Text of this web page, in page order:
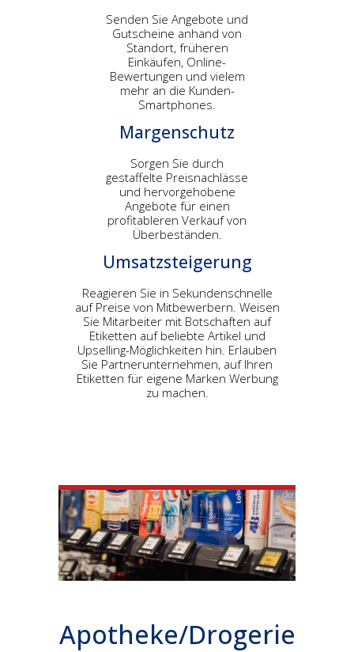
Senden Sie Angebote und
Gutscheine anhand von
Standort, früheren
Einkäufen, Online-
Bewertungen und vielem
mehr an die Kunden-
Smartphones.
Margenschutz
Sorgen Sie durch
gestaffelte Preisnachlässe
und hervorgehobene
Angebote für einen
profitableren Verkauf von
Überbeständen.
Umsatzsteigerung
Reagieren Sie in Sekundenschnelle
auf Preise von Mitbewerbern. Weisen
Sie Mitarbeiter mit Botschaften auf
Etiketten auf beliebte Artikel und
Upselling-Möglichkeiten hin. Erlauben
Sie Partnerunternehmen, auf Ihren
Etiketten für eigene Marken Werbung
zu machen.
Apotheke/Drogerie